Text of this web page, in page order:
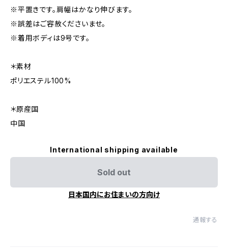
※平置きです。肩幅はかなり伸びます。
※誤差はご容赦くださいませ。
※着用ボディは9号です。
＊素材
ポリエステル100%
＊原産国
中国
International shipping available
Sold out
日本国内にお住まいの方向け
通報する